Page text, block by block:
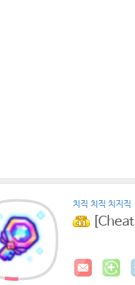
치직 치직 치지직